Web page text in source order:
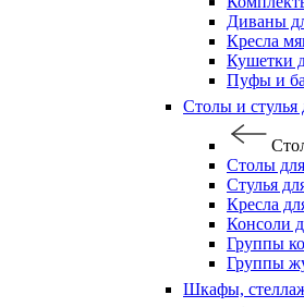
Диваны
Кресла
Кушетки
Пуфы и
Столы и стулья
Столы
Стулья
Кресла
Консоли
Группы
Группы
Шкафы,